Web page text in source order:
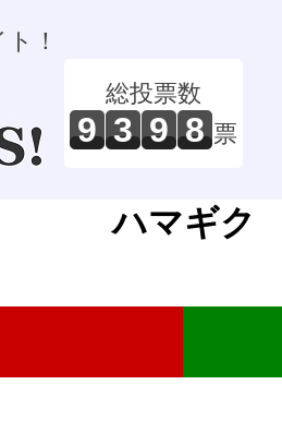
！
総投票数
9 3 9 8 票
ハマギク